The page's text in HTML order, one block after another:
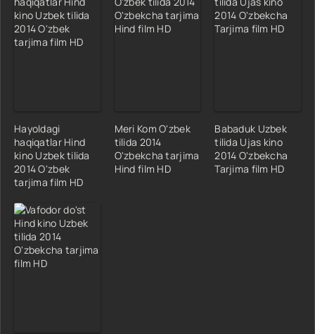
Hayoldagi
haqiqatlar Hind
kino Uzbek tilida
2014 O'zbek
tarjima film HD
Meri Kom O'zbek
tilida 2014
O'zbekcha tarjima
Hind film HD
Babaduk Uzbek
tilida Ujas kino
2014 O'zbekcha
Tarjima film HD